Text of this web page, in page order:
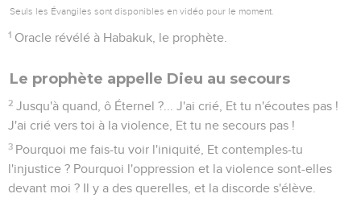
Seuls les Évangiles sont disponibles en vidéo pour le moment.
1 Oracle révélé à Habakuk, le prophète.
Le prophète appelle Dieu au secours
2 Jusqu'à quand, ô Éternel ?... J'ai crié, Et tu n'écoutes pas !
J'ai crié vers toi à la violence, Et tu ne secours pas !
3 Pourquoi me fais-tu voir l'iniquité, Et contemples-tu
l'injustice ? Pourquoi l'oppression et la violence sont-elles
devant moi ? Il y a des querelles, et la discorde s'élève.